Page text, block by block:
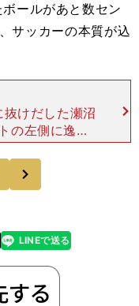
ールがあと数セン
サッカーの本質が込
けだした瀬沼
の左側に逸れ
クの場面、攻
ディングシュ
LINEで送る